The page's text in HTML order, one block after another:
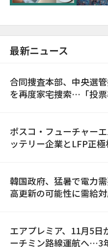
最新ニュース
合同捜査本部、中央選
を再度家宅捜索…「投
ポスコ・フューチャー
ッテリー企業とLFP正
韓国政府、猛暑で電力
高更新の可能性に需給
エアプレミア、11月5日
ーチミン路線運航へ…3